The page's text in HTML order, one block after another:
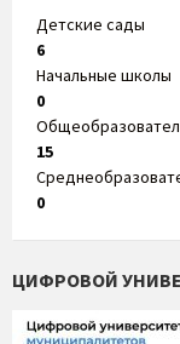
Детские сады
6
Начальные школы
0
15
0
ЦИФРОВОЙ